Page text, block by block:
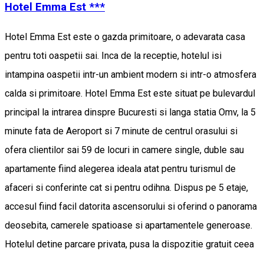
Hotel Emma Est ***
Hotel Emma Est este o gazda primitoare, o adevarata casa
pentru toti oaspetii sai. Inca de la receptie, hotelul isi
intampina oaspetii intr-un ambient modern si intr-o atmosfera
calda si primitoare. Hotel Emma Est este situat pe bulevardul
principal la intrarea dinspre Bucuresti si langa statia Omv, la 5
minute fata de Aeroport si 7 minute de centrul orasului si
ofera clientilor sai 59 de locuri in camere single, duble sau
apartamente fiind alegerea ideala atat pentru turismul de
afaceri si conferinte cat si pentru odihna. Dispus pe 5 etaje,
accesul fiind facil datorita ascensorului si oferind o panorama
deosebita, camerele spatioase si apartamentele generoase.
Hotelul detine parcare privata, pusa la dispozitie gratuit ceea